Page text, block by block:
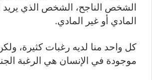
الشخص الناجح، الشخص الذي يريد
المادي أو غير المادي.
كل واحد منا لديه رغبات كثيرة،
موجودة في الإنسان هي الرغبة